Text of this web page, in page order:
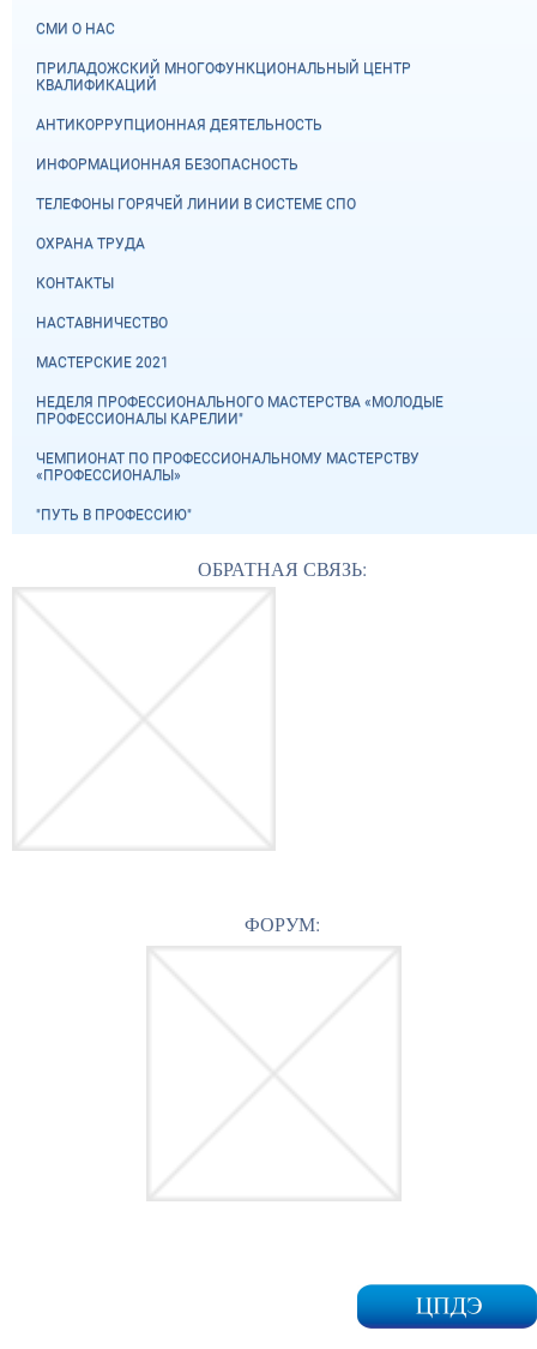
СМИ О НАС
ПРИЛАДОЖСКИЙ МНОГОФУНКЦИОНАЛЬНЫЙ ЦЕНТР
КВАЛИФИКАЦИЙ
АНТИКОРРУПЦИОННАЯ ДЕЯТЕЛЬНОСТЬ
ИНФОРМАЦИОННАЯ БЕЗОПАСНОСТЬ
ТЕЛЕФОНЫ ГОРЯЧЕЙ ЛИНИИ В СИСТЕМЕ СПО
ОХРАНА ТРУДА
КОНТАКТЫ
НАСТАВНИЧЕСТВО
МАСТЕРСКИЕ 2021
НЕДЕЛЯ ПРОФЕССИОНАЛЬНОГО МАСТЕРСТВА «МОЛОДЫЕ
ПРОФЕССИОНАЛЫ КАРЕЛИИ"
ЧЕМПИОНАТ ПО ПРОФЕССИОНАЛЬНОМУ МАСТЕРСТВУ
«ПРОФЕССИОНАЛЫ»
"ПУТЬ В ПРОФЕССИЮ"
ОБРАТНАЯ СВЯЗЬ:
ФОРУМ: